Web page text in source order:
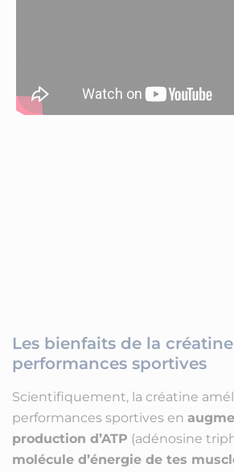
Les bienfaits de la
performances sportives
Scientifiquement, la créatine
performances sportives en
production d’ATP (adénosine
molécule d’énergie de tes